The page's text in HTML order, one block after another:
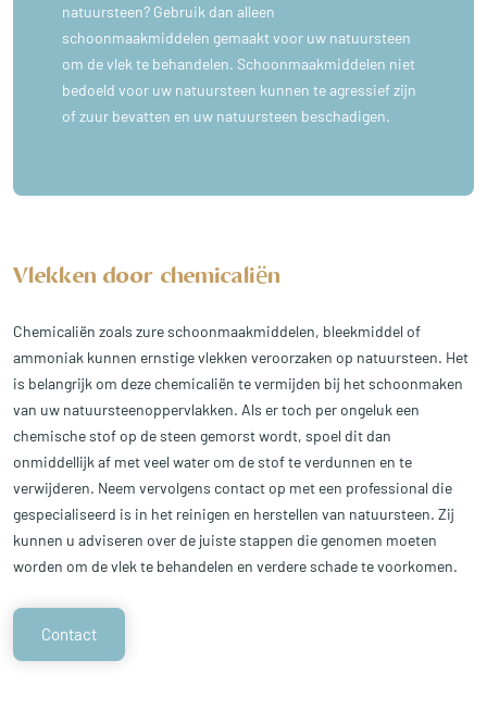
natuursteen? Gebruik dan alleen
schoonmaakmiddelen gemaakt voor uw natuursteen
om de vlek te behandelen. Schoonmaakmiddelen niet
bedoeld voor uw natuursteen kunnen te agressief zijn
of zuur bevatten en uw natuursteen beschadigen.
Vlekken door chemicaliën
Chemicaliën zoals zure schoonmaakmiddelen, bleekmiddel of
ammoniak kunnen ernstige vlekken veroorzaken op natuursteen. Het
is belangrijk om deze chemicaliën te vermijden bij het schoonmaken
van uw natuursteenoppervlakken. Als er toch per ongeluk een
chemische stof op de steen gemorst wordt, spoel dit dan
onmiddellijk af met veel water om de stof te verdunnen en te
verwijderen. Neem vervolgens contact op met een professional die
gespecialiseerd is in het reinigen en herstellen van natuursteen. Zij
kunnen u adviseren over de juiste stappen die genomen moeten
worden om de vlek te behandelen en verdere schade te voorkomen.
Contact